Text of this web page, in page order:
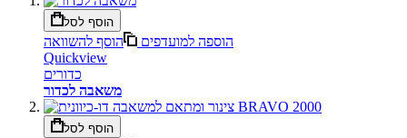
הוסף לסל
הוספה למועדפים
הוסף להשוואה
Quickview
כדורים
משאבה לכדור
הוסף לסל